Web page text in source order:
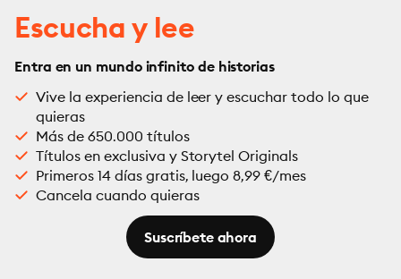
Escucha y lee
Entra en un mundo infinito de historias
Vive la experiencia de leer y escuchar todo lo que
quieras
Más de 650.000 títulos
Títulos en exclusiva y Storytel Originals
Primeros 14 días gratis, luego 8,99 €/mes
Cancela cuando quieras
Suscríbete ahora